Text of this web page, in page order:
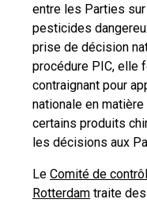
entre les Parties
pesticides
prise de décision
procédure PIC, elle
contraignant pour
nationale en matière
certains produits
les décisions aux
Le Comité de
Rotterdam traite